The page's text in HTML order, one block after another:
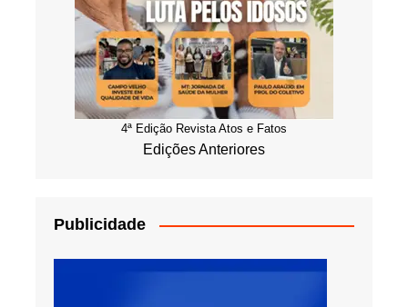
4ª Edição Revista Atos e Fatos
Edições Anteriores
Publicidade